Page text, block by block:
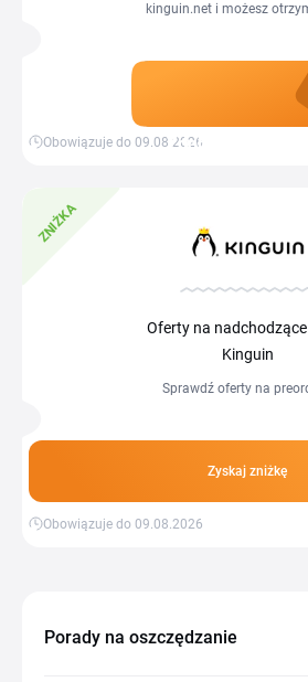
kinguin.net i możesz
Zdobądź kupon
Obowiązuje do 09.08.2026
ZNIŻKA
Oferty na
Kinguin
Sprawdź oferty na
Zyskaj zniżkę
Obowiązuje do 09.08.2026
Porady na oszczędzanie